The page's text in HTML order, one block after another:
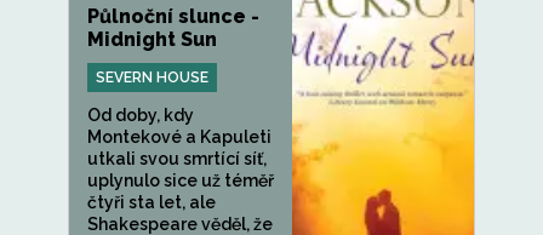
Půlnoční slunce -
Midnight Sun
SEVERN HOUSE
Od doby, kdy
Montekové a Kapuleti
utkali svou smrtící síť,
uplynulo sice už téměř
čtyři sta let, ale
Shakespeare věděl, že